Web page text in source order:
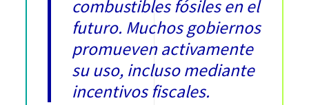
combustibles fósiles en el
futuro. Muchos gobiernos
promueven activamente
su uso, incluso mediante
incentivos fiscales.